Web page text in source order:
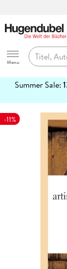
Hugendubel
Menu
Summer Sale:
erfahren
-11%